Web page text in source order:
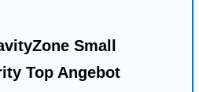
Small
Top Angebot